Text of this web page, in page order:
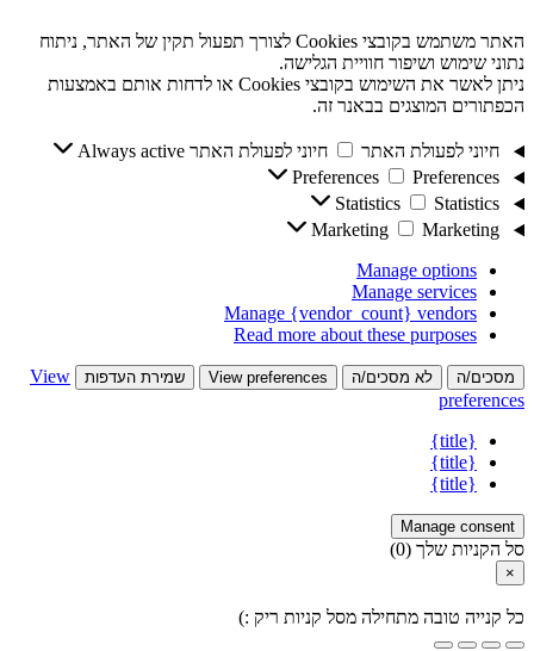
האתר משתמש בקובצי Cookies לצורך תפעול תקין של האתר, ניתוח
נתוני שימוש ושיפור חוויית הגלישה.
ניתן לאשר את השימוש בקובצי Cookies או לדחות אותם באמצעות
הכפתורים המוצגים בבאנר זה.
חיוני לפעולת האתר חיוני לפעולת האתר Always active
Preferences
Preferences
Statistics
Statistics
Marketing
Marketing
Manage options
Manage services
Manage {vendor_count} vendors
Read more about these purposes
מסכים/ה לא מסכים/ה View preferences שמירת העדפות
View
preferences
{title}
{title}
{title}
Manage consent
סל הקניות שלך (0)
×
כל קנייה טובה מתחילה מסל קניות ריק :)